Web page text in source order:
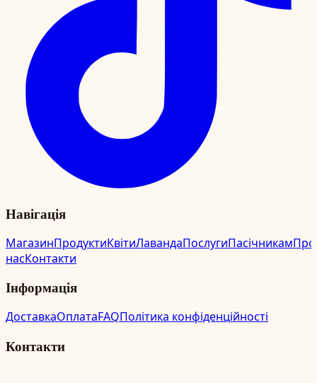
Навігація
МагазинПродуктиКвітиЛавандаПослугиПасічникамПро
насКонтакти
Інформація
ДоставкаОплатаFAQПолітика конфіденційності
Контакти